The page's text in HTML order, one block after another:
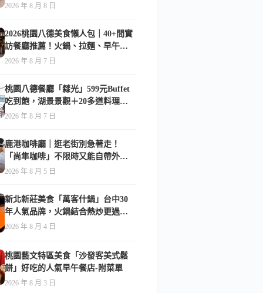
客滿的人氣陝西美食-附菜單
2026 年 8 月 8 日
2026桃園八德美食懶人包｜40+間實
訪餐廳推薦！火鍋、拉麵、早午
餐、咖啡廳全收錄
2026 年 8 月 7 日
桃園八德餐廳「㵘光」599元Buffet
吃到飽，湖景景觀＋20多道料理一
次享用
2026 年 8 月 7 日
鹿港咖啡廳｜逛老街別急著走！
「尚隼咖啡」不限時又能自帶外
食，難怪在地人天天報到-附菜單
2026 年 8 月 5 日
新北新莊美食「萬客什鍋」台中30
年人氣品牌，火鍋結合熱炒更過
癮！-附菜單
2026 年 8 月 4 日
桃園藝文特區美食「沙發客美式鬆
餅」好吃的人氣早午餐店-附菜單
2026 年 8 月 3 日